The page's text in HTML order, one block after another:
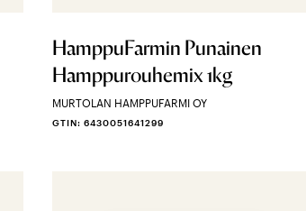
HamppuFarmin Punainen
Hamppurouhemix 1kg
MURTOLAN HAMPPUFARMI OY
GTIN: 6430051641299